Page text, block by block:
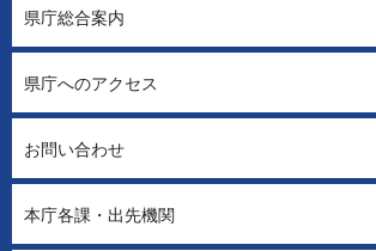
県庁総合案内
県庁へのアクセス
お問い合わせ
本庁各課・出先機関